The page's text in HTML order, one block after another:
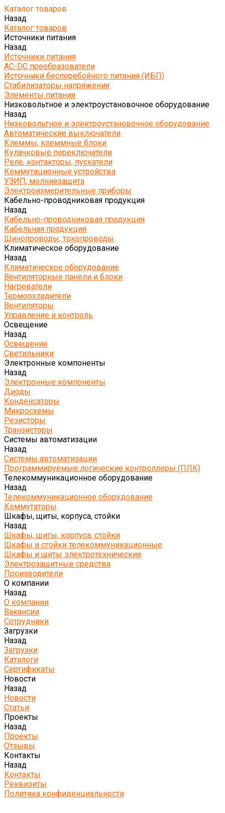
Каталог товаров
Назад
Каталог товаров
Источники питания
Назад
Источники питания
AC-DC преобразователи
Источники бесперебойного питания (ИБП)
Стабилизаторы напряжения
Элементы питания
Низковольтное и электроустановочное оборудование
Назад
Низковольтное и электроустановочное оборудование
Автоматические выключатели
Клеммы, клеммные блоки
Кулачковые переключатели
Реле, контакторы, пускатели
Коммутационные устройства
УЗИП, молниезащита
Электроизмерительные приборы
Кабельно-проводниковая продукция
Назад
Кабельно-проводниковая продукция
Кабельная продукция
Шинопроводы, токопроводы
Климатическое оборудование
Назад
Климатическое оборудование
Вентиляторные панели и блоки
Нагреватели
Термоохладители
Вентиляторы
Управление и контроль
Освещение
Назад
Освещение
Светильники
Электронные компоненты
Назад
Электронные компоненты
Диоды
Конденсаторы
Микросхемы
Резисторы
Транзисторы
Системы автоматизации
Назад
Системы автоматизации
Программируемые логические контроллеры (ПЛК)
Телекоммуникационное оборудование
Назад
Телекоммуникационное оборудование
Коммутаторы
Шкафы, щиты, корпуса, стойки
Назад
Шкафы, щиты, корпуса, стойки
Шкафы и стойки телекоммуникационные
Шкафы и щиты электротехнические
Электрозащитные средства
Производители
О компании
Назад
О компании
Вакансии
Сотрудники
Загрузки
Назад
Загрузки
Каталоги
Сертификаты
Новости
Назад
Новости
Статьи
Проекты
Назад
Проекты
Отзывы
Контакты
Назад
Контакты
Реквизиты
Политика конфиденциальности